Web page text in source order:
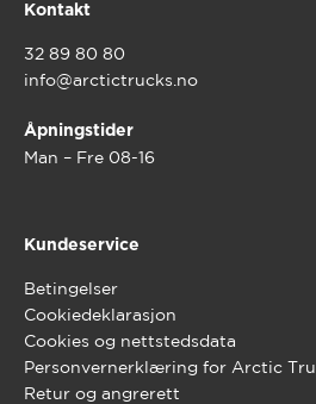
Kontakt
32 89 80 80
info@arctictrucks.no
Åpningstider
Man – Fre 08-16
Kundeservice
Betingelser
Cookiedeklarasjon
Cookies og nettstedsdata
Personvernerklæring for Arctic
Retur og angrerett